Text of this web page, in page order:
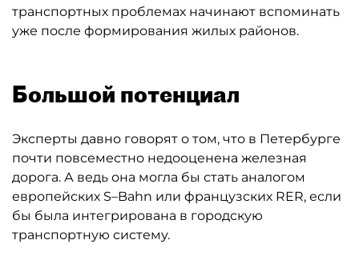
транспортных проблемах начинают вспоминать
уже после формирования жилых районов.
Большой потенциал
Эксперты давно говорят о том, что в Петербурге
почти повсеместно недооценена железная
дорога. А ведь она могла бы стать аналогом
европейских S–Bahn или французских RER, если
бы была интегрирована в городскую
транспортную систему.